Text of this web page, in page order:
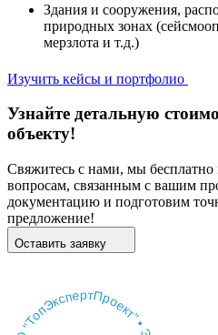
Здания и сооружения,
природных зонах
мерзлота и т.д.)
Изучить кейсы и портфолио
Узнайте детальную
объекту!
Свяжитесь с нами, мы бесплатно
вопросам, связанным с вашим
документацию и подготовим
предложение!
Оставить заявку